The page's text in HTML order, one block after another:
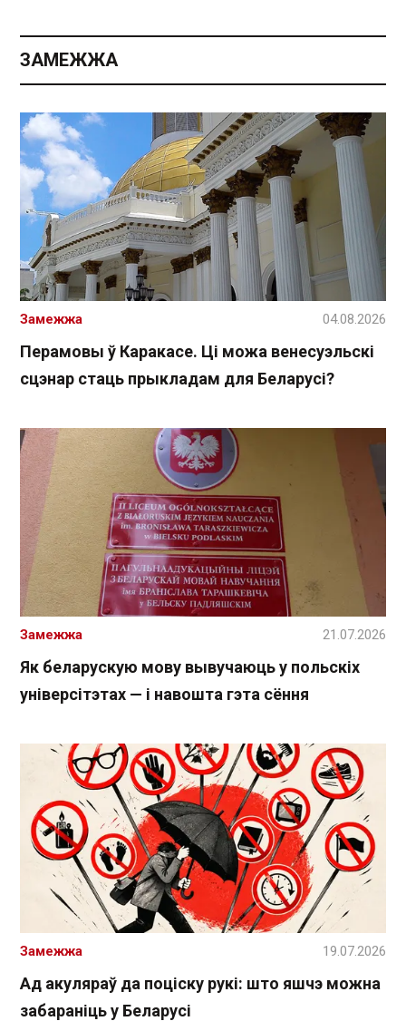
ЗАМЕЖЖА
Перамовы ў Каракасе. Ці можа венесуэльскі
сцэнар стаць прыкладам для Беларусі?
Замежжа 04.08.2026
Як беларускую мову вывучаюць у польскіх
універсітэтах — і навошта гэта сёння
Замежжа 21.07.2026
Ад акуляраў да поціску рукі: што яшчэ можна
забараніць у Беларусі
Замежжа 19.07.2026